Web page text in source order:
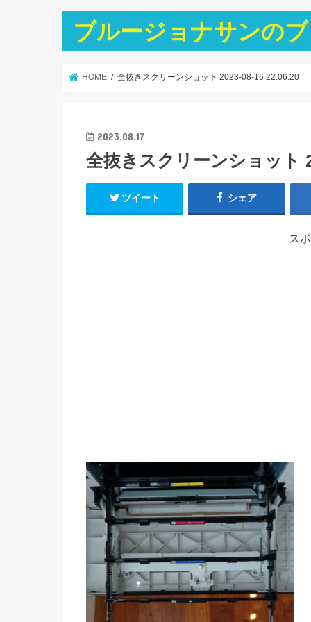
ブルージョナサンの
HOME 全抜きスクリーンショット 2023-08-16 22.06.20
2023.08.17
全抜きスクリーンショット
ツイート シェア
ス